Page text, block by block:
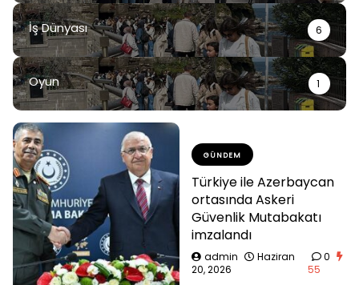
İş Dünyası 6
Oyun 1
GÜNDEM
Türkiye ile Azerbaycan
ortasında Askeri
Güvenlik Mutabakatı
imzalandı
admin
Haziran
20, 2026
0
55